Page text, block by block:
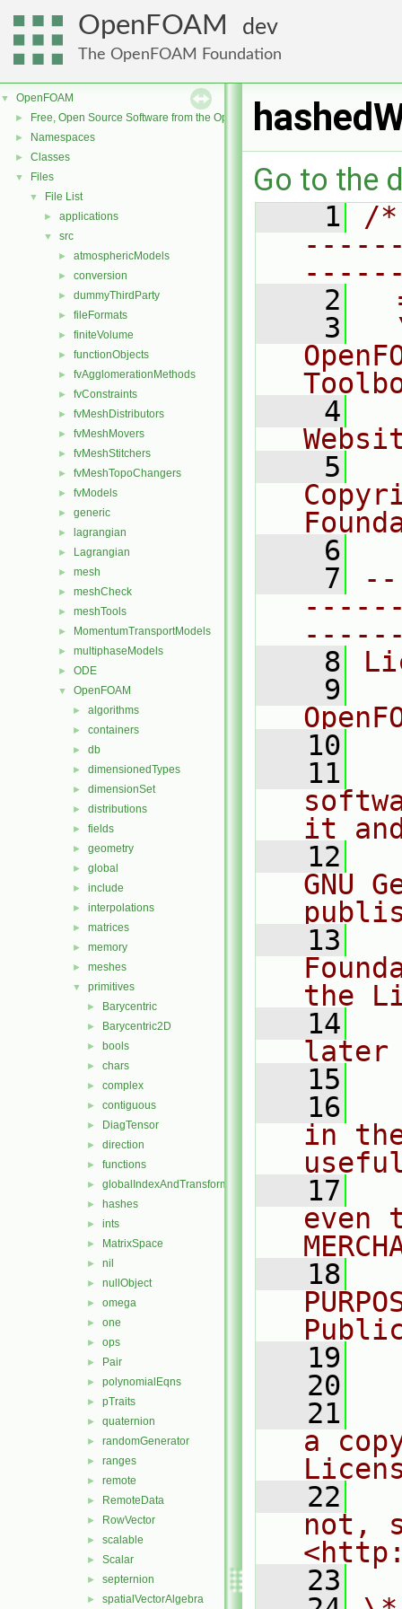
OpenFOAM dev
The OpenFOAM Foundation
▼ OpenFOAM
► Free, Open Source Software from the OpenFOAM Foundation
► Namespaces
► Classes
▼ Files
▼ File List
► applications
▼ src
► atmosphericModels
► conversion
► dummyThirdParty
► fileFormats
► finiteVolume
► functionObjects
► fvAgglomerationMethods
► fvConstraints
► fvMeshDistributors
► fvMeshMovers
► fvMeshStitchers
► fvMeshTopoChangers
► fvModels
► generic
► lagrangian
► Lagrangian
► mesh
► meshCheck
► meshTools
► MomentumTransportModels
► multiphaseModels
► ODE
▼ OpenFOAM
► algorithms
► containers
► db
► dimensionedTypes
► dimensionSet
► distributions
► fields
► geometry
► global
► include
► interpolations
► matrices
► memory
► meshes
▼ primitives
► Barycentric
► Barycentric2D
► bools
► chars
► complex
► contiguous
► DiagTensor
► direction
► functions
► globalIndexAndTransform
► hashes
► ints
► MatrixSpace
► nil
► nullObject
► omega
► one
► ops
► Pair
► polynomialEqns
► pTraits
► quaternion
► randomGenerator
► ranges
► remote
► RemoteData
► RowVector
► scalable
► Scalar
► septernion
► spatialVectorAlgebra
Go to the
    1
/
    2
    3
    4
    5
    6
    7
    8
    9
   10
   11
it
   12
GNU
   13
the
   14
later
   15
   16
in
   17
even
   18
   19
   20
   21
a
   22
not,
   23